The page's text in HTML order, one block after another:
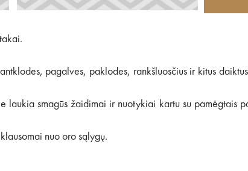
pagalves, paklodes, rankšluosčius ir kitus
smagūs žaidimai ir nuotykiai kartu su pamėgtais
nuo oro sąlygų.